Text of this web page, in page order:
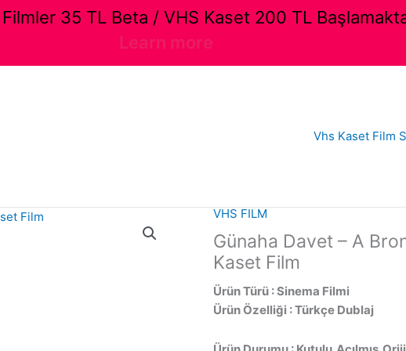
Vhs Kaset Film
VHS FILM
Günaha Davet – A
Kaset Film
Ürün Türü : Sinema Filmi
Ürün Özelliği : Türkçe Dublaj
35 TL Beta / VHS Kaset 200 TL
Learn more